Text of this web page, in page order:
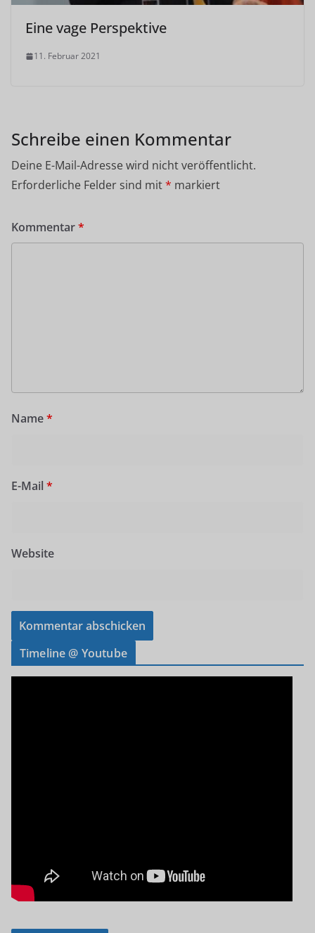
Eine vage Perspektive
11. Februar 2021
Schreibe einen Kommentar
Deine E-Mail-Adresse wird nicht veröffentlicht.
Erforderliche Felder sind mit* markiert
Kommentar*
Name*
E-Mail *
Website
Timeline @ Youtube